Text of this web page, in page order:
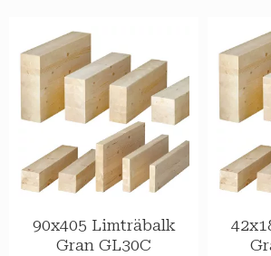
90x405 Limträbalk
Gran GL30C